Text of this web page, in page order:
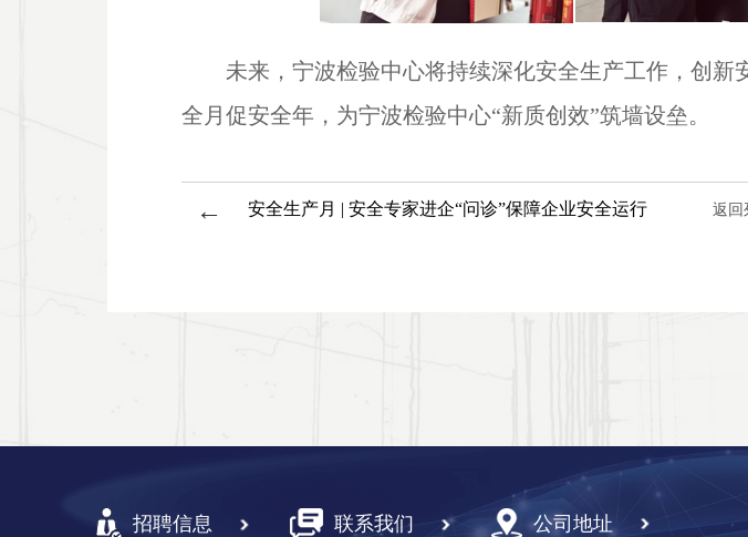
未来，宁波检验中心将持续深化安全生产工作，创
全月促安全年，为宁波检验中心“新质创效”筑墙设垒。
← 安全生产月 | 安全专家进企“问诊”保障企业安全运行 返回
招聘信息 联系我们 公司地址